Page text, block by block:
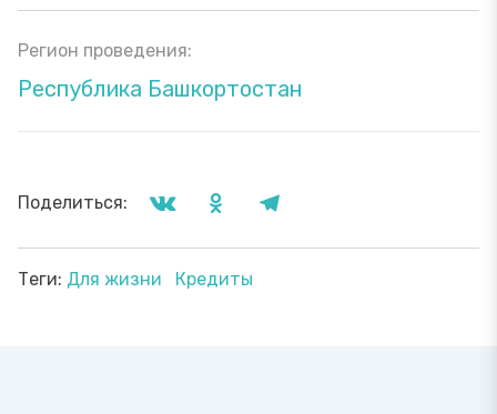
Регион проведения:
Республика Башкортостан
Поделиться:
Теги: Для жизни Кредиты